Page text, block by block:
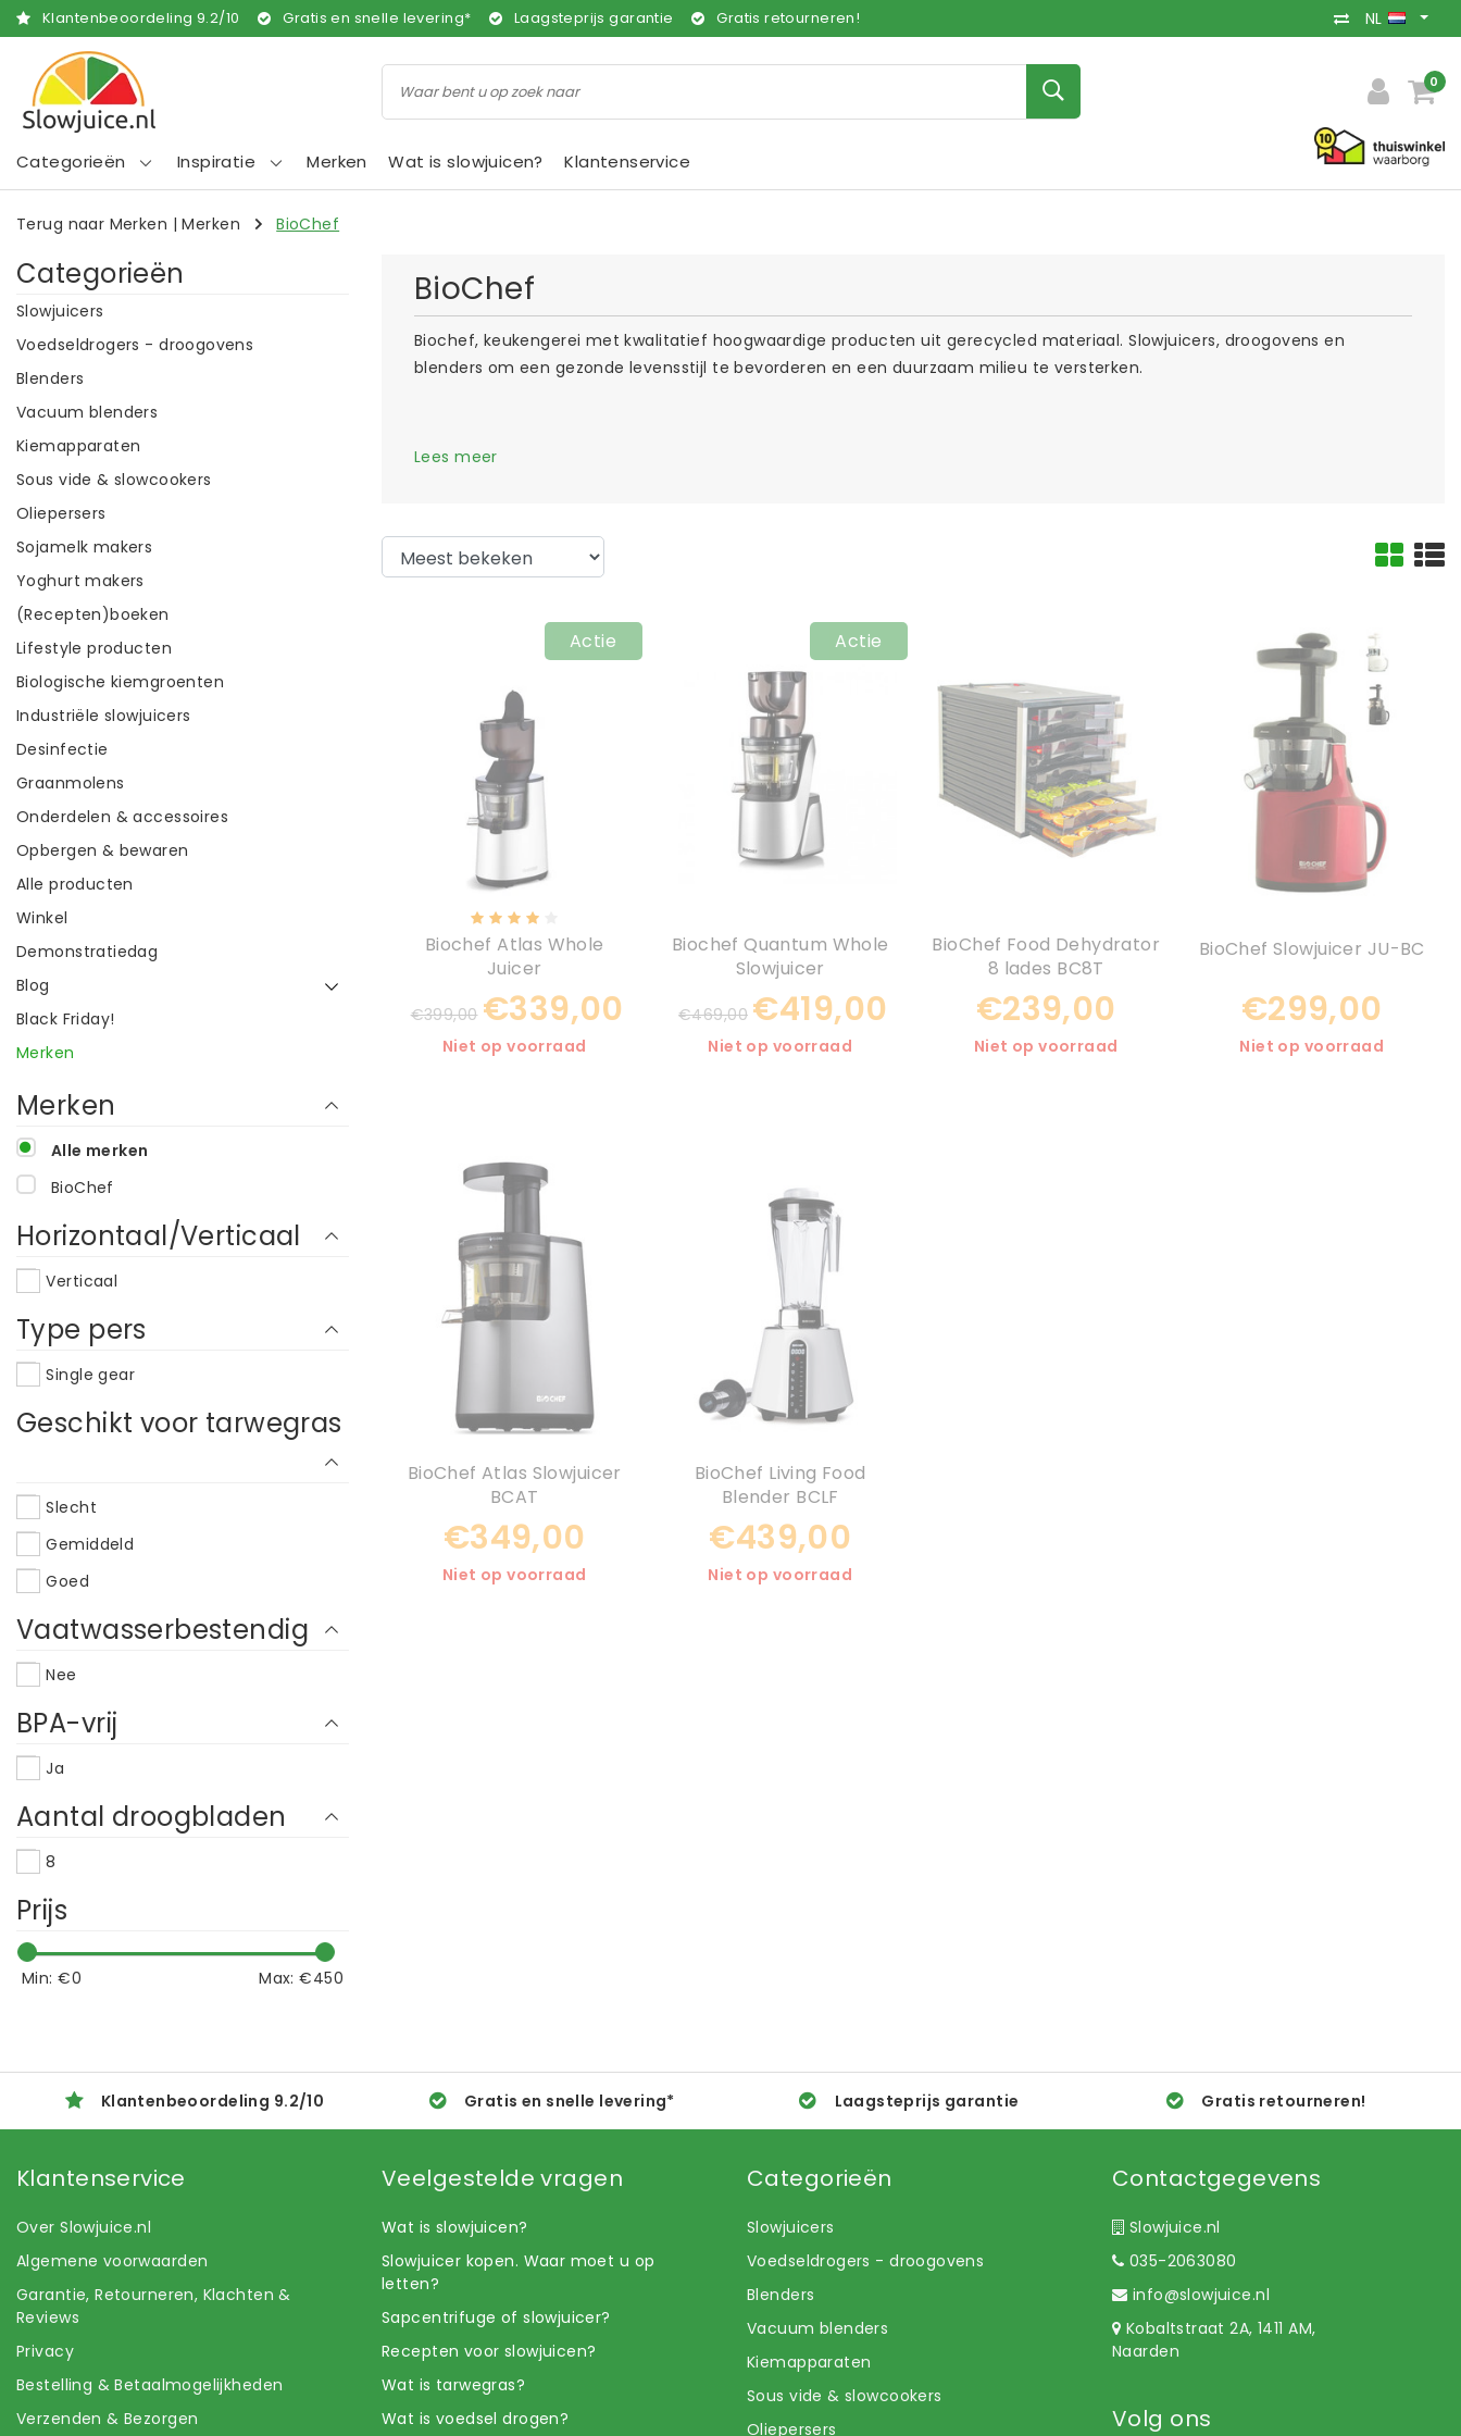
Klantenbeoordeling 9.2/10 Gratis en snelle levering* Laagsteprijs garantie Gratis retourneren! NL
0
Categorieën Inspiratie Merken Wat is slowjuicen? Klantenservice
Terug naar Merken |Merken BioChef
Categorieën
Slowjuicers
Voedseldrogers - droogovens
Blenders
Vacuum blenders
Kiemapparaten
Sous vide & slowcookers
Oliepersers
Sojamelk makers
Yoghurt makers
(Recepten)boeken
Lifestyle producten
Biologische kiemgroenten
Industriële slowjuicers
Desinfectie
Graanmolens
Onderdelen & accessoires
Opbergen & bewaren
Alle producten
Winkel
Demonstratiedag
Blog
Black Friday!
Merken
Merken
Alle merken
BioChef
Horizontaal/Verticaal
Verticaal
Type pers
Single gear
Geschikt voor tarwegras
Slecht
Gemiddeld
Goed
Vaatwasserbestendig
Nee
BPA-vrij
Ja
Aantal droogbladen
8
Prijs
Min: €0 Max: €450
BioChef
Biochef, keukengerei met kwalitatief hoogwaardige producten uit gerecycled materiaal. Slowjuicers, droogovens en
blenders om een gezonde levensstijl te bevorderen en een duurzaam milieu te versterken.
Lees meer
Actie
Biochef Atlas Whole
Juicer
€399,00 €339,00
Niet op voorraad
Actie
Biochef Quantum Whole
Slowjuicer
€469,00 €419,00
Niet op voorraad
BioChef Food Dehydrator
8 lades BC8T
€239,00
Niet op voorraad
BioChef Slowjuicer JU-BC
€299,00
Niet op voorraad
BioChef Atlas Slowjuicer
BCAT
€349,00
Niet op voorraad
BioChef Living Food
Blender BCLF
€439,00
Niet op voorraad
Klantenbeoordeling 9.2/10 Gratis en snelle levering* Laagsteprijs garantie Gratis retourneren!
Klantenservice
Over Slowjuice.nl
Algemene voorwaarden
Garantie, Retourneren, Klachten &
Reviews
Privacy
Bestelling & Betaalmogelijkheden
Verzenden & Bezorgen
Veelgestelde vragen
Wat is slowjuicen?
Slowjuicer kopen. Waar moet u op
letten?
Sapcentrifuge of slowjuicer?
Recepten voor slowjuicen?
Wat is tarwegras?
Wat is voedsel drogen?
Categorieën
Slowjuicers
Voedseldrogers - droogovens
Blenders
Vacuum blenders
Kiemapparaten
Sous vide & slowcookers
Oliepersers
Contactgegevens
Slowjuice.nl
035-2063080
info@slowjuice.nl
Kobaltstraat 2A, 1411 AM,
Naarden
Volg ons